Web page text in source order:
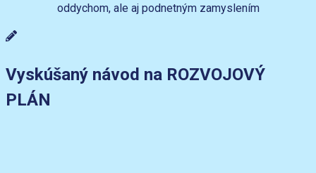
oddychom, ale aj podnetným zamyslením
Vyskúšaný návod na ROZVOJOVÝ
PLÁN